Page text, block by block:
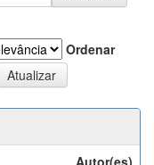
Ordenar
Autor(es)